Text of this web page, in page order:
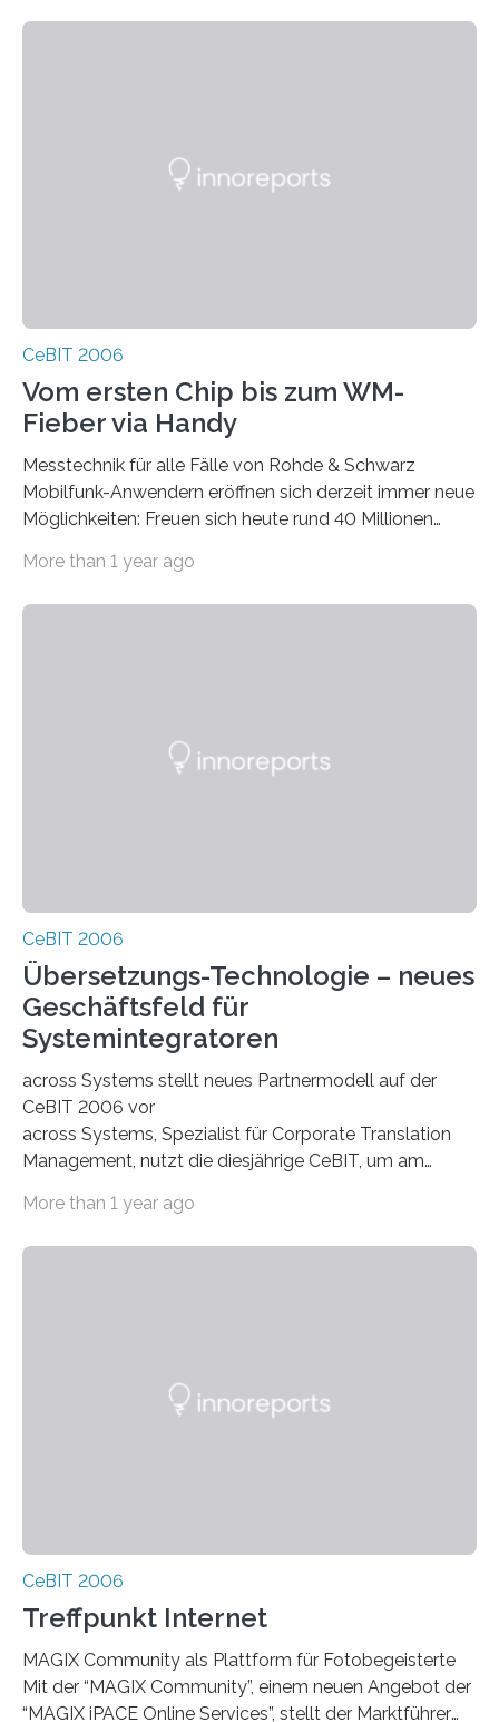
CeBIT 2006
Vom ersten Chip bis zum WM-
Fieber via Handy
Messtechnik für alle Fälle von Rohde & Schwarz
Mobilfunk-Anwendern eröffnen sich derzeit immer neue
Möglichkeiten: Freuen sich heute rund 40 Millionen
winken in den nächsten beiden Jahren mit
More than 1 year ago
CeBIT 2006
Übersetzungs-Technologie – neues
Geschäftsfeld für
Systemintegratoren
across Systems stellt neues Partnermodell auf der
CeBIT 2006 vor
across Systems, Spezialist für Corporate Translation
Management, nutzt die diesjährige CeBIT, um am
vorzustellen. Das Modell zielt insbesondere auf
More than 1 year ago
CeBIT 2006
Treffpunkt Internet
MAGIX Community als Plattform für Fotobegeisterte
Mit der “MAGIX Community”, einem neuen Angebot der
“MAGIX iPACE Online Services”, stellt der Marktführer